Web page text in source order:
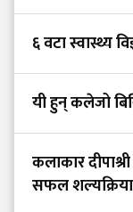
६ वटा स्वास्थ्य
यी हुन् कलेजो
कलाकार
सफल शल्यक्रिया